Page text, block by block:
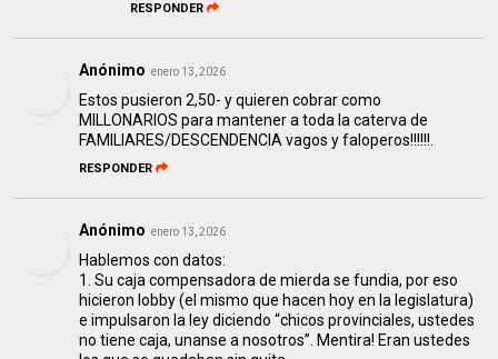
RESPONDER
Anónimo enero 13, 2026
Estos pusieron 2,50- y quieren cobrar como
MILLONARIOS para mantener a toda la caterva de
FAMILIARES/DESCENDENCIA vagos y faloperos!!!!!!.
RESPONDER
Anónimo enero 13, 2026
Hablemos con datos:
1. Su caja compensadora de mierda se fundia, por eso
hicieron lobby (el mismo que hacen hoy en la legislatura)
e impulsaron la ley diciendo “chicos provinciales, ustedes
no tiene caja, unanse a nosotros”. Mentira! Eran ustedes